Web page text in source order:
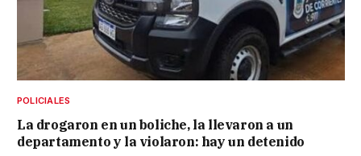
POLICIALES
La drogaron en un boliche, la llevaron a un
departamento y la violaron: hay un detenido